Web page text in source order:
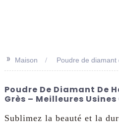
>> Maison Poudre de
Poudre De Diamant De
Grès – Meilleures
Sublimez la beauté et la